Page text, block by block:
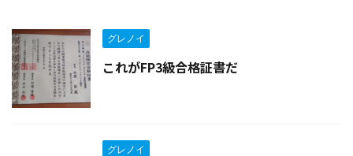
グレノイ
これがFP3級合格証書だ
グレノイ